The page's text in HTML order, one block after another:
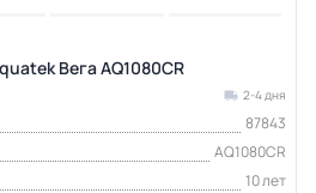
Вега AQ1080CR
2-4 дня
87843
AQ1080CR
10 лет